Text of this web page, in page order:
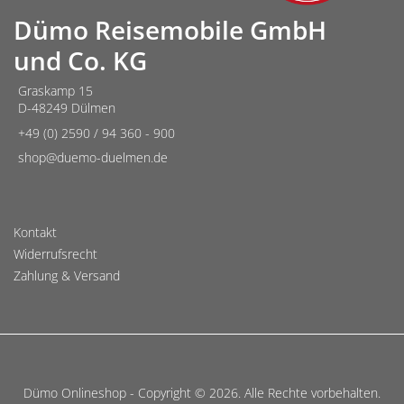
Dümo Reisemobile GmbH
und Co. KG
Graskamp 15
D-48249 Dülmen
+49 (0) 2590 / 94 360 - 900
shop@duemo-duelmen.de
Kontakt
Widerrufsrecht
Zahlung & Versand
Dümo Onlineshop - Copyright © 2026. Alle Rechte vorbehalten.